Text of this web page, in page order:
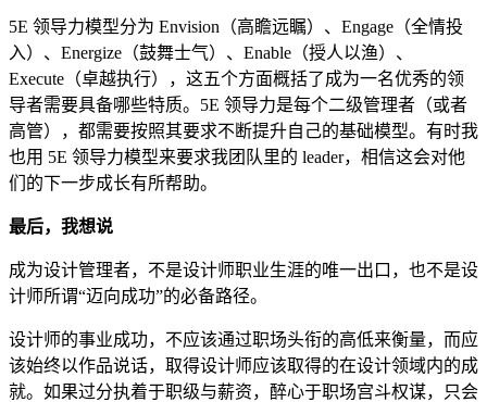
5E 领导力模型分为 Envision（高瞻远瞩）、Engage（全情投
入）、Energize（鼓舞士气）、Enable（授人以渔）、
Execute（卓越执行），这五个方面概括了成为一名优秀的领
导者需要具备哪些特质。5E 领导力是每个二级管理者（或者
高管），都需要按照其要求不断提升自己的基础模型。有时我
也用 5E 领导力模型来要求我团队里的 leader，相信这会对他
们的下一步成长有所帮助。
最后，我想说
成为设计管理者，不是设计师职业生涯的唯一出口，也不是设
计师所谓“迈向成功”的必备路径。
设计师的事业成功，不应该通过职场头衔的高低来衡量，而应
该始终以作品说话，取得设计师应该取得的在设计领域内的成
就。如果过分执着于职级与薪资，醉心于职场宫斗权谋，只会